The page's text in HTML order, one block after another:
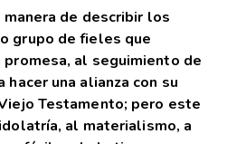
de describir los
grupo de fieles que
al seguimiento de
una alianza con su
Testamento; pero este
al materialismo, a